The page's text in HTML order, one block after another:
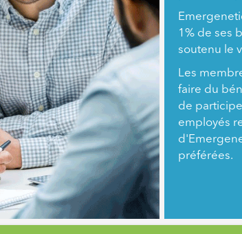
1% de ses
soutenu le
Les
faire du
de
employés
préférées.